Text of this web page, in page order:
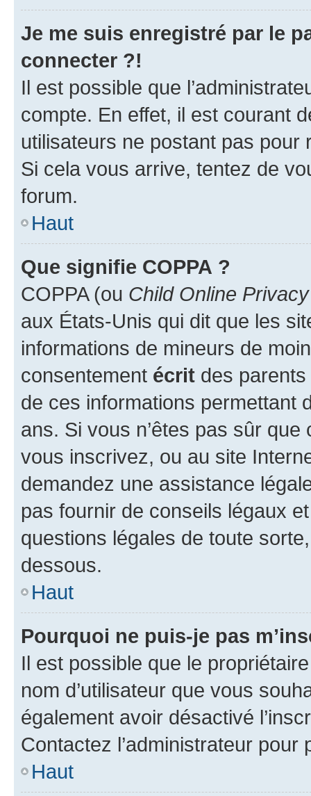
Je me suis enregistré par le
connecter ?!
Il est possible que
compte. En effet, il est courant
utilisateurs ne postant pas pour
Si cela vous arrive, tentez de
forum.
Haut
Que signifie COPPA ?
COPPA (ou Child Online
aux États-Unis qui dit que les
informations de mineurs de
consentement écrit des parents
de ces informations permettant
ans. Si vous n’êtes pas sûr
vous inscrivez, ou au site
demandez une assistance
pas fournir de conseils légaux
questions légales de toute
dessous.
Haut
Pourquoi ne puis-je pas
Il est possible que le
nom d’utilisateur que vous
également avoir désactivé
Contactez l’administrateur
Haut